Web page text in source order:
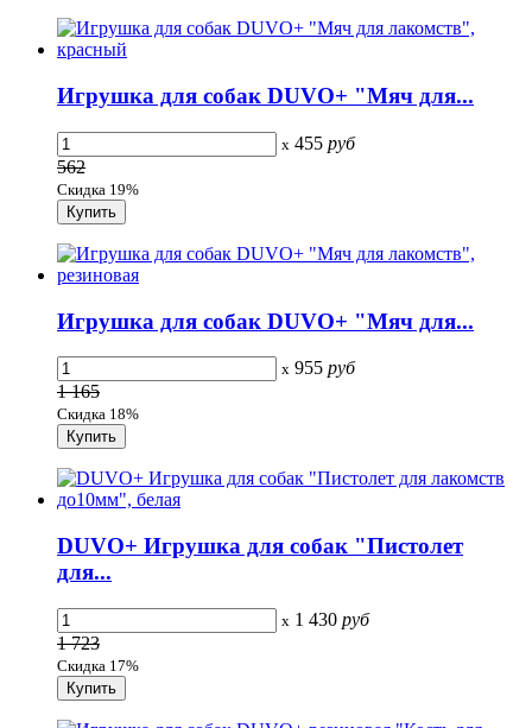
Игрушка для собак DUVO+ "Мяч для...
x 455 руб
562
Скидка 19%
Игрушка для собак DUVO+ "Мяч для...
x 955 руб
1 165
Скидка 18%
DUVO+ Игрушка для собак "Пистолет
для...
x 1 430 руб
1 723
Скидка 17%